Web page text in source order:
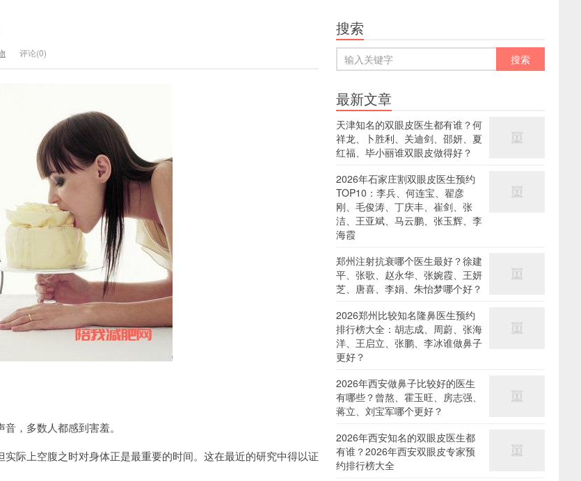
评论(0)
，多数人都感到害羞。
际上空腹之时对身体正是最重要的时间。这在最近的研究中得以证
搜索
最新文章
天津知名的双眼皮医生都有谁？何
祥龙、卜胜利、关迪剑、邵妍、夏
红福、毕小丽谁双眼皮做得好？
2026年石家庄割双眼皮医生预约
TOP10：李兵、何连宝、翟彦
刚、毛俊涛、丁庆丰、崔剑、张
洁、王亚斌、马云鹏、张玉辉、李
海霞
郑州注射抗衰哪个医生最好？徐建
平、张歌、赵永华、张婉霞、王妍
芝、唐喜、李娟、朱怡梦哪个好？
2026郑州比较知名隆鼻医生预约
排行榜大全：胡志成、周蔚、张海
洋、王启立、张鹏、李冰谁做鼻子
更好？
2026年西安做鼻子比较好的医生
有哪些？曾熬、霍玉旺、房志强、
蒋立、刘宝军哪个更好？
2026年西安知名的双眼皮医生都
有谁？2026年西安双眼皮专家预
约排行榜大全